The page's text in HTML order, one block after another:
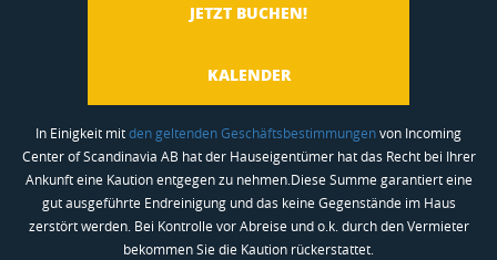
JETZT BUCHEN!
KALENDER
In Einigkeit mitden geltenden Geschäftsbestimmungenvon Incoming
Center of Scandinavia AB hat der Hauseigentümer hat das Recht bei Ihrer
Ankunft eine Kaution entgegen zu nehmen.Diese Summe garantiert eine
gut ausgeführte Endreinigung und das keine Gegenstände im Haus
zerstört werden. Bei Kontrolle vor Abreise und o.k. durch den Vermieter
bekommen Sie die Kaution rückerstattet.